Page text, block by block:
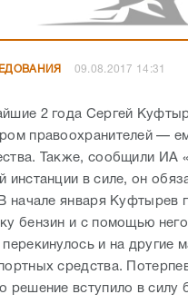
09.08.2017 14:31
2 года Сергей
правоохранителей —
Также, сообщили ИА
инстанции в силе, он
начале января Куфтырев
бензин и с помощью
перекинулось и на другие
средства.
решение вступило в